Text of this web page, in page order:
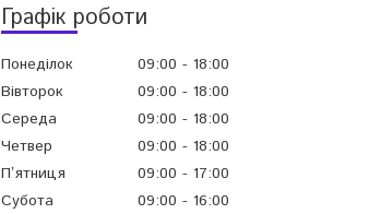
Графік роботи
Понеділок 09:00
18:00
Вівторок
09:00
18:00
Середа
09:00
18:00
Четвер
09:00
18:00
Пʼятниця
09:00
17:00
Субота
09:00
16:00